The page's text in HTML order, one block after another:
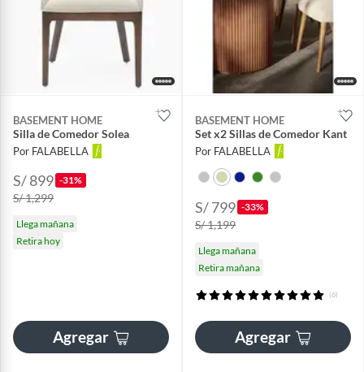
BASEMENT HOME
Silla de Comedor Solea
Por FALABELLA
S/ 899 -31%
S/ 1,299
Llega mañana
Retira hoy
Agregar
BASEMENT HOME
Set x2 Sillas de Comedor Kant
Por FALABELLA
S/ 799 -33%
S/ 1,199
Llega mañana
Retira mañana
(6)
Agregar